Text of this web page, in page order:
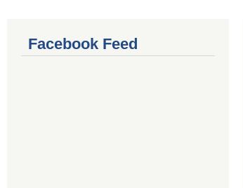
Facebook Feed